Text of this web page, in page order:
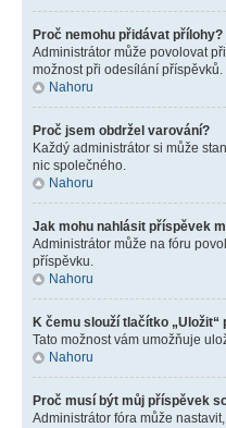
Proč nemohu přidávat přílohy?
Administrátor může povolovat
možnost při odesílání příspěvků.
Nahoru
Proč jsem obdržel varování?
Každý administrátor si může
nic společného.
Nahoru
Jak mohu nahlásit příspěvek
Administrátor může na fóru
příspěvku.
Nahoru
K čemu slouží tlačítko
Tato možnost vám umožňuje
Nahoru
Proč musí být můj příspěvek
Administrátor fóra může